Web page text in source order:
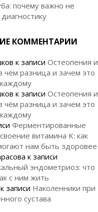
почему важно не
КОММЕНТАРИИ
к записи Остеопения и
чём разница и зачем это
к записи Остеопения и
чём разница и зачем это
Ферментированные
витамина K: как
нам быть здоровее
к записи
эндометриоз: что
с ним жить
к записи Наколенники при
сустава